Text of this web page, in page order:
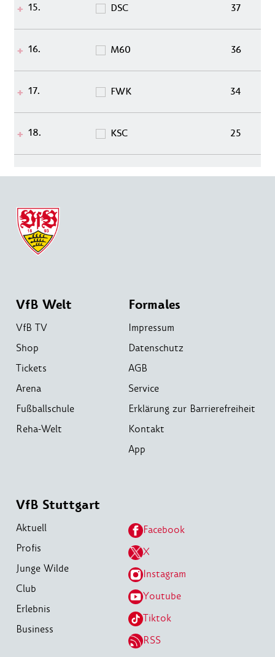
15. DSC 37
16. M60 36
17. FWK 34
18. KSC 25
VfB Welt
VfB TV
Shop
Tickets
Arena
Fußballschule
Reha-Welt
Formales
Impressum
Datenschutz
AGB
Service
Erklärung zur Barrierefreiheit
Kontakt
App
VfB Stuttgart
Aktuell
Profis
Junge Wilde
Club
Erlebnis
Business
Facebook
X
Instagram
Youtube
Tiktok
RSS